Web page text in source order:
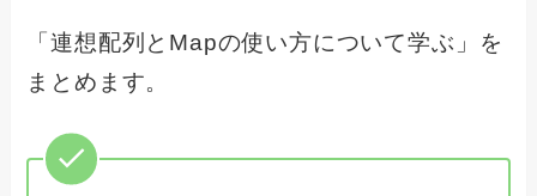
「連想配列とMapの使い方について学ぶ」を
まとめます。